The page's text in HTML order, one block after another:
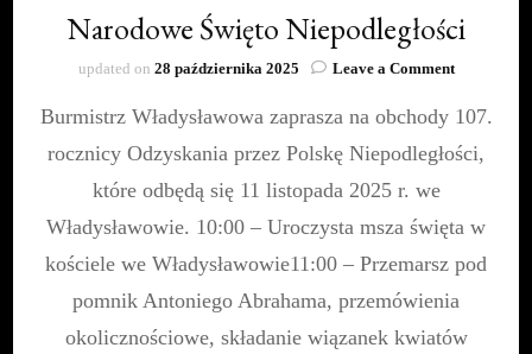
Narodowe Święto Niepodległości
updated on 28 października 2025 Leave a Commenton
Święto
Burmistrz Władysławowa zaprasza na obchody 107.
rocznicy Odzyskania przez Polskę Niepodległości,
które odbędą się 11 listopada 2025 r. we
Władysławowie. 10:00 – Uroczysta msza święta w
kościele we Władysławowie11:00 – Przemarsz pod
pomnik Antoniego Abrahama, przemówienia
okolicznościowe, składanie wiązanek kwiatów